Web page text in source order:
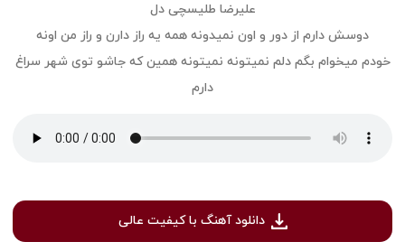
علیرضا طلیسچی دل
دوسش دارم از دور و اون نمیدونه همه یه راز دارن و راز من اونه
خودم میخوام بگم دلم نمیتونه نمیتونه همین که جاشو توی شهر سراغ
دارم
دانلود آهنگ با کیفیت عالی